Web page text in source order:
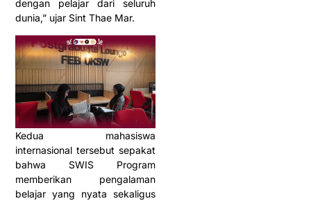
dengan pelajar dari seluruh
dunia,” ujar Sint Thae Mar.
Kedua mahasiswa
internasional tersebut sepakat
bahwa SWIS Program
memberikan pengalaman
belajar yang nyata sekaligus